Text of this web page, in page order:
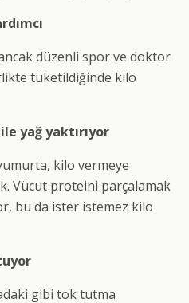
düzenli spor ve doktor
tüketildiğinde kilo
yağ yaktırıyor
kilo vermeye
Vücut proteini parçalamak
bu da ister istemez kilo
gibi tok tutma